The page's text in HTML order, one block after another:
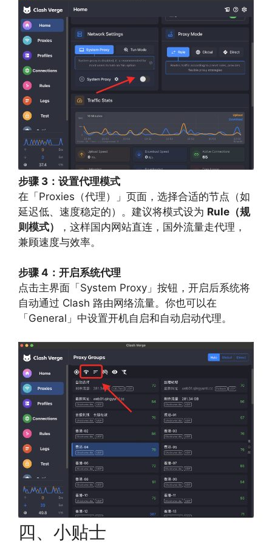
步骤 3：设置代理模式
在「Proxies（代理）」页面，选择合适的节点（如
延迟低、速度稳定的）。建议将模式设为 Rule（规
则模式）
，这样国内网站直连，国外流量走代理，
兼顾速度与效率。
步骤 4：开启系统代理
点击主界面「System Proxy」按钮，开启后系统将
自动通过 Clash 路由网络流量。你也可以在
「General」中设置开机自启和自动启动代理。
四、小贴士